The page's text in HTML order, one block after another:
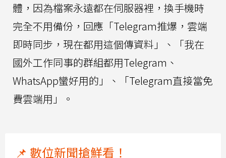
體，因為檔案永遠都在伺服器裡，換手機時
完全不用備份，回應「Telegram推爆，雲端
即時同步，現在都用這個傳資料」、「我在
國外工作同事的群組都用Telegram、
WhatsApp蠻好用的」、「Telegram直接當免
費雲端用」。
📌 數位新聞搶鮮看！